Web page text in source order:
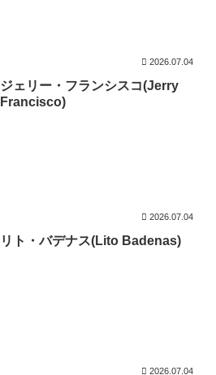
2026.07.04
ジェリー・フランシスコ(Jerry
Francisco)
2026.07.04
リト・バデナス(Lito Badenas)
2026.07.04